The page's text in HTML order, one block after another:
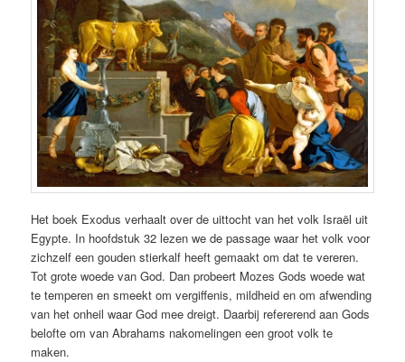
Het boek Exodus verhaalt over de uittocht van het volk Israël uit
Egypte. In hoofdstuk 32 lezen we de passage waar het volk voor
zichzelf een gouden stierkalf heeft gemaakt om dat te vereren.
Tot grote woede van God. Dan probeert Mozes Gods woede wat
te temperen en smeekt om vergiffenis, mildheid en om afwending
van het onheil waar God mee dreigt. Daarbij refererend aan Gods
belofte om van Abrahams nakomelingen een groot volk te
maken.